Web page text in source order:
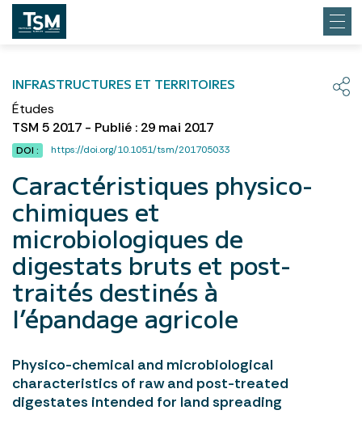
INFRASTRUCTURES ET TERRITOIRES
Études
TSM 5 2017 - Publié : 29 mai 2017
DOI : https://doi.org/10.1051/tsm/201705033
Caractéristiques physico-
chimiques et
microbiologiques de
digestats bruts et post-
traités destinés à
l’épandage agricole
Physico-chemical and microbiological
characteristics of raw and post-treated
digestates intended for land spreading